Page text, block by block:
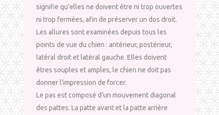
signifie qu’elles ne doivent être ni trop ouvertes
ni trop fermées, afin de préserver un dos droit.
Les allures sont examinées depuis tous les
points de vue du chien : antérieur, postérieur,
latéral droit et latéral gauche. Elles doivent
êtres souples et amples, le chien ne doit pas
donner l’impression de forcer.
Le pas est composé d’un mouvement diagonal
des pattes. La patte avant et la patte arrière